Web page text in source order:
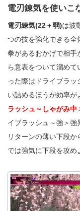
電刃錬気を使いこ
電刃練気(22＋弱)は波
つの技を強化できる全
拳があるおかげで相手
ら意表をついて溜め
った際はドライブラ
い詰めるほうが効率が
ラッシュ～しゃがみ中
イブラッシュ～強＞強
リターンの薄い下段
では強気に下段を攻め